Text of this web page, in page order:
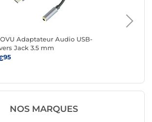
Adaptateur Audio USB-
Jack 3.5 mm
95
NOS MARQUES